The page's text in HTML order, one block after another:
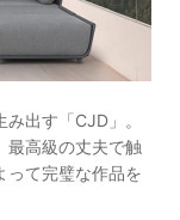
出す「CJD」。
最高級の丈夫で触
って完璧な作品を